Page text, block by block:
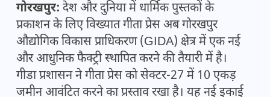
गोरखपुर: देश और दुनिया में धार्मिक पुस्तकों के
प्रकाशन के लिए विख्यात गीता प्रेस अब गोरखपुर
औद्योगिक विकास प्राधिकरण (GIDA) क्षेत्र में एक नई
और आधुनिक फैक्ट्री स्थापित करने की तैयारी में है।
गीडा प्रशासन ने गीता प्रेस को सेक्टर-27 में 10 एकड़
जमीन आवंटित करने का प्रस्ताव रखा है। यह नई इकाई